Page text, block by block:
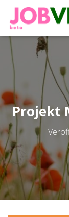
Projekt